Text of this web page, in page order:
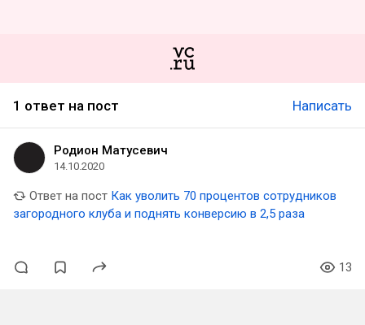
1 ответ на пост Написать
Родион Матусевич
14.10.2020
Ответ на пост Как уволить 70 процентов сотрудников
загородного клуба и поднять конверсию в 2,5 раза
13